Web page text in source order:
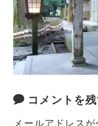
コメントを
メールアドレス